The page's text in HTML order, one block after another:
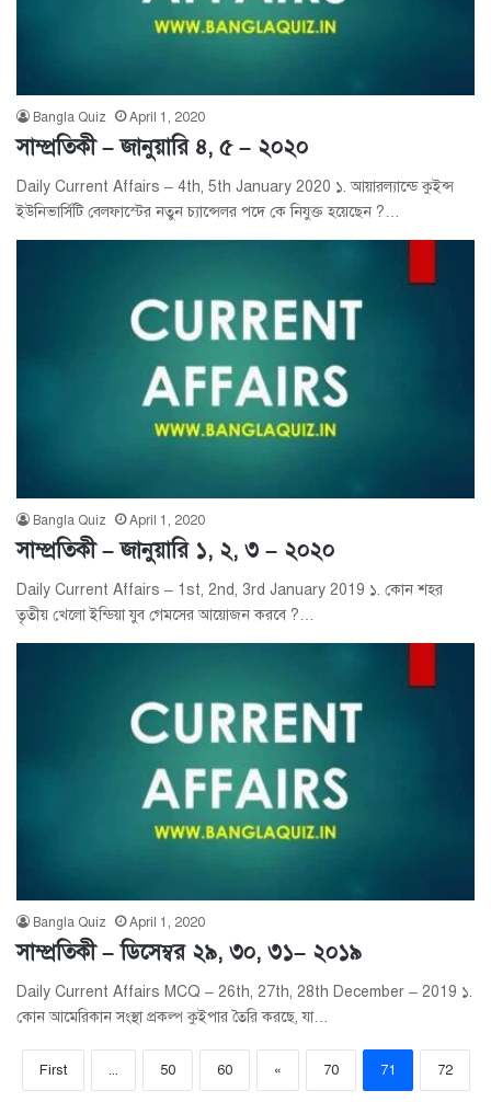
Bangla Quiz April 1, 2020
সাম্প্রতিকী – জানুয়ারি ৪, ৫ – ২০২০
Daily Current Affairs – 4th, 5th January 2020 ১. আয়ারল্যান্ডে কুইন্স
ইউনিভার্সিটি বেলফাস্টের নতুন চ্যান্সেলর পদে কে নিযুক্ত হয়েছেন ?…
Bangla Quiz April 1, 2020
সাম্প্রতিকী – জানুয়ারি ১, ২, ৩ – ২০২০
Daily Current Affairs – 1st, 2nd, 3rd January 2019 ১. কোন শহর
তৃতীয় খেলো ইন্ডিয়া যুব গেমসের আয়োজন করবে ?…
Bangla Quiz April 1, 2020
সাম্প্রতিকী – ডিসেম্বর ২৯, ৩০, ৩১– ২০১৯
Daily Current Affairs MCQ – 26th, 27th, 28th December – 2019 ১.
কোন আমেরিকান সংস্থা প্রকল্প কুইপার তৈরি করছে, যা…
First ... 50 60 « 70 71 72